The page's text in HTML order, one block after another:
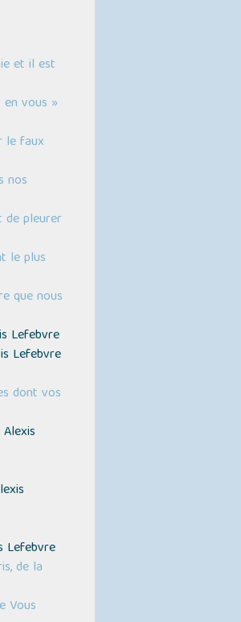
et il est
vous »
le faux
nos
de pleurer
le plus
que nous
Lefebvre
Lefebvre
dont vos
Lefebvre
de la
Vous